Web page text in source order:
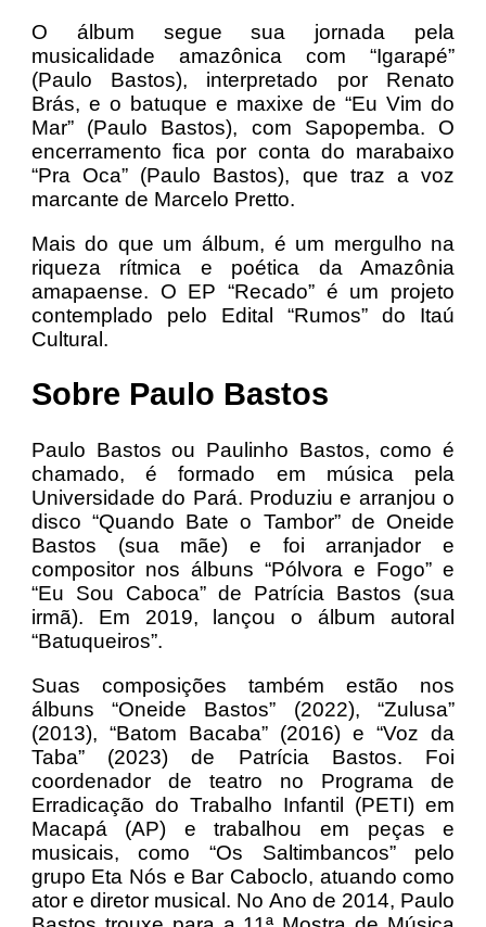
O álbum segue sua jornada pela
musicalidade amazônica com “Igarapé”
(Paulo Bastos), interpretado por Renato
Brás, e o batuque e maxixe de “Eu Vim do
Mar” (Paulo Bastos), com Sapopemba. O
encerramento fica por conta do marabaixo
“Pra Oca” (Paulo Bastos), que traz a voz
marcante de Marcelo Pretto.
Mais do que um álbum, é um mergulho na
riqueza rítmica e poética da Amazônia
amapaense. O EP “Recado” é um projeto
contemplado pelo Edital “Rumos” do Itaú
Cultural.
Sobre Paulo Bastos
Paulo Bastos ou Paulinho Bastos, como é
chamado, é formado em música pela
Universidade do Pará. Produziu e arranjou o
disco “Quando Bate o Tambor” de Oneide
Bastos (sua mãe) e foi arranjador e
compositor nos álbuns “Pólvora e Fogo” e
“Eu Sou Caboca” de Patrícia Bastos (sua
irmã). Em 2019, lançou o álbum autoral
“Batuqueiros”.
Suas composições também estão nos
álbuns “Oneide Bastos” (2022), “Zulusa”
(2013), “Batom Bacaba” (2016) e “Voz da
Taba” (2023) de Patrícia Bastos. Foi
coordenador de teatro no Programa de
Erradicação do Trabalho Infantil (PETI) em
Macapá (AP) e trabalhou em peças e
musicais, como “Os Saltimbancos” pelo
grupo Eta Nós e Bar Caboclo, atuando como
ator e diretor musical. No Ano de 2014, Paulo